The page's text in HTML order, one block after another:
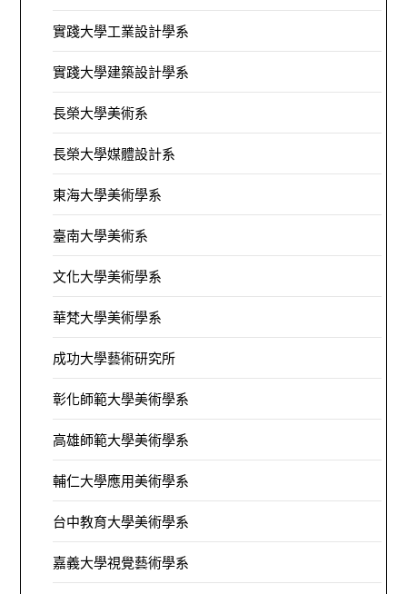
實踐大學工業設計學系
實踐大學建築設計學系
長榮大學美術系
長榮大學媒體設計系
東海大學美術學系
臺南大學美術系
文化大學美術學系
華梵大學美術學系
成功大學藝術研究所
彰化師範大學美術學系
高雄師範大學美術學系
輔仁大學應用美術學系
台中教育大學美術學系
嘉義大學視覺藝術學系